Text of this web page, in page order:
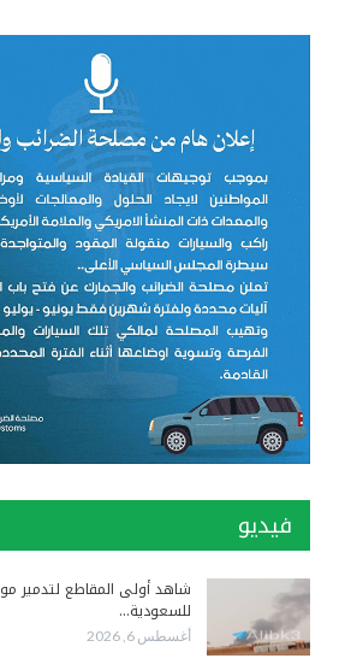
فيديو
شاهد أولى المقاطع لتدمير
للسعودية…
أغسطس 6, 2026